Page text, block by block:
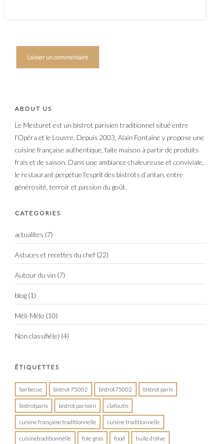
ABOUT US
Le Mesturet est un bistrot parisien traditionnel situé entre
l’Opéra et le Louvre. Depuis 2003, Alain Fontaine y propose une
cuisine française authentique, faite maison à partir de produits
frais et de saison. Dans une ambiance chaleureuse et conviviale,
le restaurant perpétue l’esprit des bistrots d’antan, entre
générosité, terroir et passion du goût.
CATEGORIES
actualites (7)
Astuces et recettes du chef (22)
Autour du vin (7)
blog (1)
Méli-Mélo (10)
Non classifié(e) (4)
ÉTIQUETTES
barbecue bistrot 75002 bistrot75002 bistrot paris
bistrotparis bistrot parisien clafoutis
cuisine française traditionnelle cuisine traditionnelle
cuisinetraditionnelle foie gras food huile d'olive